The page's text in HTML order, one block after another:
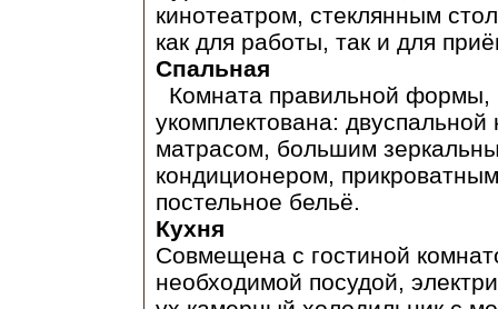
кинотеатром, стеклянным
как для работы, так и для
Спальная
Комната правильной формы,
укомплектована:
матрасом, большим
кондиционером,
постельное бельё.
Кухня
Совмещена с гостиной
необходимой посудой,